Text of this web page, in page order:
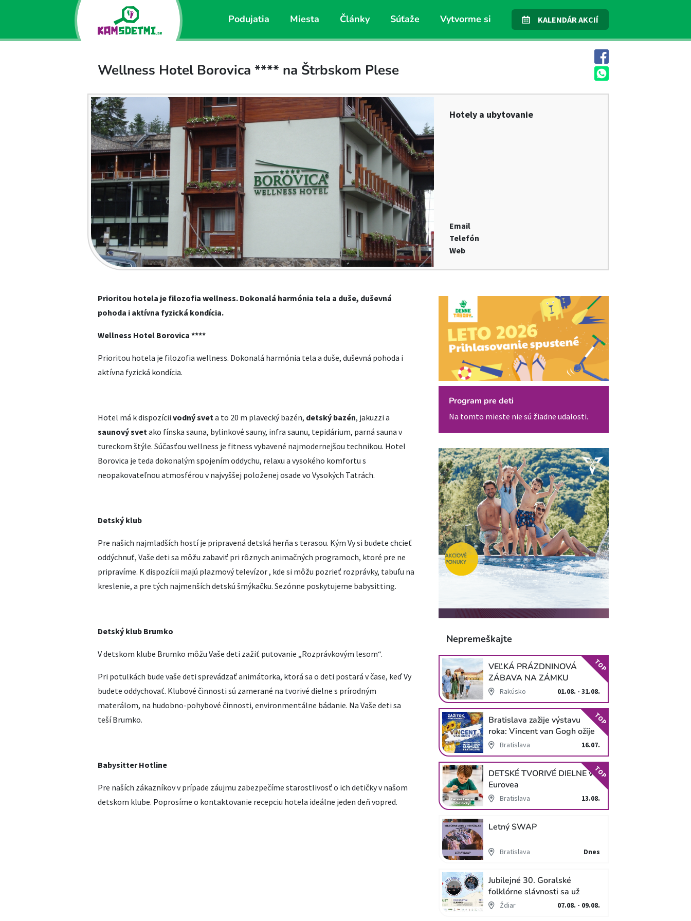
Podujatia Miesta Články Súťaže Vytvorme si KALENDÁR AKCIÍ
Wellness Hotel Borovica **** na Štrbskom Plese
Hotely a ubytovanie
Email
Telefón
Web
Prioritou hotela je filozofia wellness. Dokonalá harmónia tela a duše, duševná
pohoda i aktívna fyzická kondícia.
Wellness Hotel Borovica ****
Prioritou hotela je filozofia wellness. Dokonalá harmónia tela a duše, duševná pohoda i
aktívna fyzická kondícia.
Hotel má k dispozícii vodný sveta to 20 m plavecký bazén, detský bazén, jakuzzi a
saunový svetako fínska sauna, bylinkové sauny, infra saunu, tepidárium, parná sauna v
tureckom štýle. Súčasťou wellness je fitness vybavené najmodernejšou technikou. Hotel
Borovica je teda dokonalým spojením oddychu, relaxu a vysokého komfortu s
neopakovateľnou atmosférou v najvyššej položenej osade vo Vysokých Tatrách.
Detský klub
Pre našich najmladších hostí je pripravená detská herňa s terasou. Kým Vy si budete chcieť
oddýchnuť, Vaše deti sa môžu zabaviť pri rôznych animačných programoch, ktoré pre ne
pripravíme. K dispozícii majú plazmový televízor , kde si môžu pozrieť rozprávky, tabuľu na
kreslenie, a pre tých najmenších detskú šmýkačku. Sezónne poskytujeme babysitting.
Detský klub Brumko
V detskom klube Brumko môžu Vaše deti zažiť putovanie „Rozprávkovým lesom“.
Pri potulkách bude vaše deti sprevádzať animátorka, ktorá sa o deti postará v čase, keď Vy
budete oddychovať. Klubové činnosti sú zamerané na tvorivé dielne s prírodným
materálom, na hudobno-pohybové činnosti, environmentálne bádanie. Na Vaše deti sa
teší Brumko.
Babysitter Hotline
Pre naších zákazníkov v prípade záujmu zabezpečíme starostlivosť o ich detičky v našom
detskom klube. Poprosíme o kontaktovanie recepciu hotela ideálne jeden deň vopred.
Program pre deti
Na tomto mieste nie sú žiadne udalosti.
Nepremeškajte
VEĽKÁ PRÁZDNINOVÁ
ZÁBAVA NA ZÁMKU
SCHLOSS HOF
Rakúsko 01.08. - 31.08.
TOP
Bratislava zažije výstavu
roka: Vincent van Gogh ožije
v unikátnej imerzívnej šou!
Bratislava 16.07.
TOP
DETSKÉ TVORIVÉ DIELNE v
Eurovea
Bratislava 13.08.
TOP
Letný SWAP
Bratislava Dnes
Jubilejné 30. Goralské
folklórne slávnosti sa už
blížiaŽdiar 07.08. - 09.08.